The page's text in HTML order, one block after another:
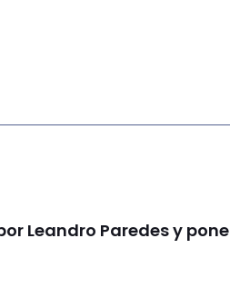
Leandro Paredes y pone